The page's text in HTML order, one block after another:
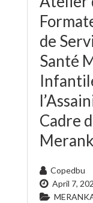
de
Santé
Cadre
Copedbu
April 7,